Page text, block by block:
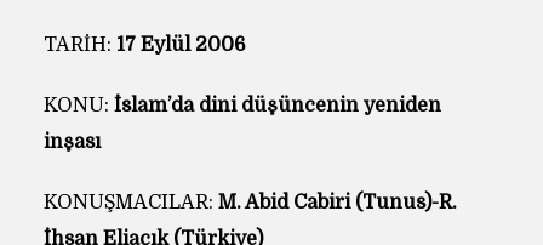
TARİH: 17 Eylül 2006
KONU: İslam’da dini düşüncenin yeniden
inşası
KONUŞMACILAR: M. Abid Cabiri (Tunus)-R.
İhsan Eliaçık (Türkiye)